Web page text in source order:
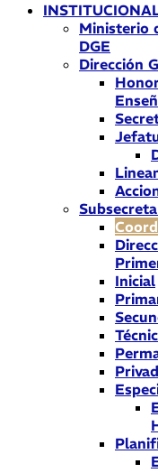
Ministerio
DGE
Dirección
Inicial